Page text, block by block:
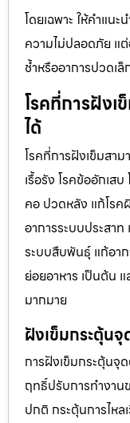
โดยเฉพาะ ให้คำแน
ความไม่ปลอดภัย แ
ช้ำหรืออาการปวดเ
โรคที่การฝังเ
ได้
โรคที่การฝังเข็มสาม
เรื้อรัง โรคข้ออักเส
คอ ปวดหลัง แก้โรค
อาการระบบประสาท
ระบบสืบพันธุ์ แก้อาก
ย่อยอาหาร เป็นต้น
มากมาย
ฝังเข็มกระตุ้น
การฝังเข็มกระตุ้นจุ
ฤทธิ์ปรับการทำงาน
ปกติ กระตุ้นการไหล